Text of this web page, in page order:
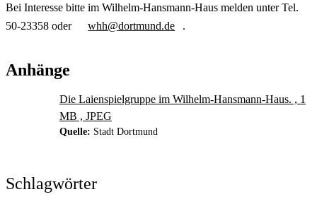
Bei Interesse bitte im Wilhelm-Hansmann-Haus melden unter Tel.
50-23358 oder
whh@dortmund.de .
Anhänge
Die Laienspielgruppe im Wilhelm-Hansmann-Haus. , 1
MB , JPEG
Quelle: Stadt Dortmund
Schlagwörter